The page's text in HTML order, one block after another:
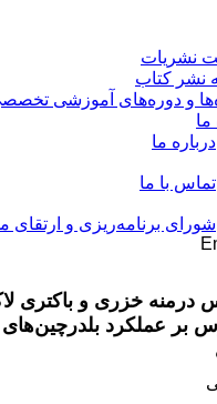
نشریات
نشر کتاب
و دوره‌های آموزشی
ما
درباره ما
تماس با ما
شورای برنامه‌ریزی و ارتقای
درمنه خزری و باکتری
بر عملکرد